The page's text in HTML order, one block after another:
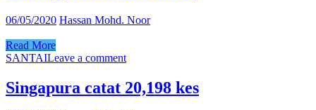
06/05/2020 Hassan Mohd. Noor
Read More
SANTAILeave a comment
Singapura catat 20,198 kes